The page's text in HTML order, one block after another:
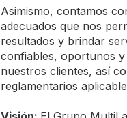
Asimismo, contamos
adecuados que nos
resultados y brindar
confiables, oportunos
nuestros clientes, así
reglamentarios